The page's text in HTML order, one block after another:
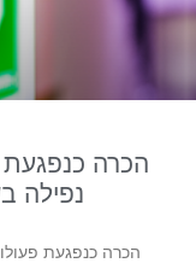
הכרה
נפילה
הכרה כנפגעת